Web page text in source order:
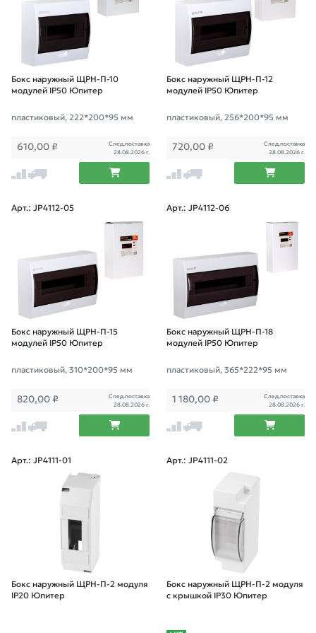
Бокс наружный ЩРН-П-10
модулей IP50 Юпитер
пластиковый, 222*200*95 мм
610,00 ₽
След.поставка
28.08.2026 г.
Бокс наружный ЩРН-П-12
модулей IP50 Юпитер
пластиковый, 256*200*95 мм
720,00 ₽
След.поставка
28.08.2026 г.
Арт.: JP4112-05
Бокс наружный ЩРН-П-15
модулей IP50 Юпитер
пластиковый, 310*200*95 мм
820,00 ₽
След.поставка
28.08.2026 г.
Арт.: JP4112-06
Бокс наружный ЩРН-П-18
модулей IP50 Юпитер
пластиковый, 365*222*95 мм
1 180,00 ₽
След.поставка
28.08.2026 г.
Арт.: JP4111-01
Бокс наружный ЩРН-П-2 модуля
IP20 Юпитер
Арт.: JP4111-02
Бокс наружный ЩРН-П-2 модуля
с крышкой IP30 Юпитер